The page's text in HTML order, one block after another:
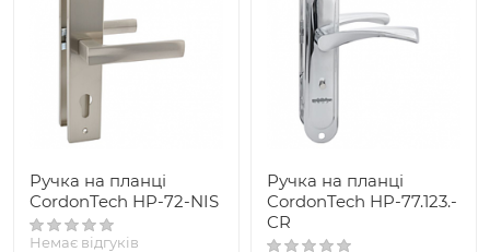
Ручка на планці
CordonTech HP-72-NIS
Немає відгуків
Ручка на планці
CordonTech HP-77.123.-
CR